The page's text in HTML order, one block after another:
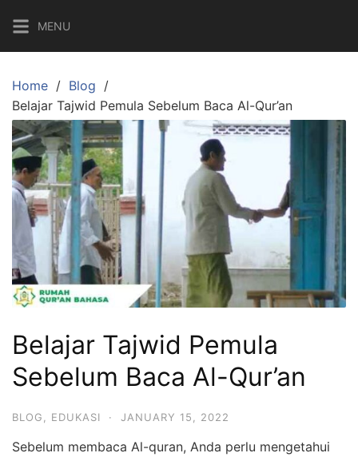
content
MENU
Home
Blog
Belajar Tajwid Pemula Sebelum Baca Al-Qur’an
Belajar Tajwid Pemula
Sebelum Baca Al-Qur’an
BLOG EDUKASI · JANUARY 15, 2022
Sebelum membaca Al-quran, Anda perlu mengetahui